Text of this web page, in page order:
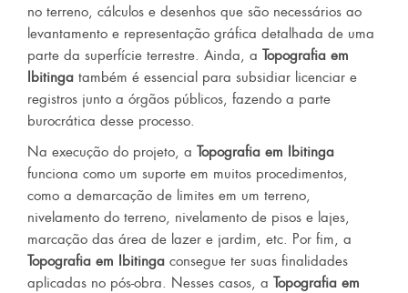
no terreno, cálculos e desenhos que são necessários ao
levantamento e representação gráfica detalhada de uma
parte da superfície terrestre. Ainda, a Topografia em
Ibitinga também é essencial para subsidiar licenciar e
registros junto a órgãos públicos, fazendo a parte
burocrática desse processo.
Na execução do projeto, a Topografia em Ibitinga
funciona como um suporte em muitos procedimentos,
como a demarcação de limites em um terreno,
nivelamento do terreno, nivelamento de pisos e lajes,
marcação das área de lazer e jardim, etc. Por fim, a
Topografia em Ibitinga consegue ter suas finalidades
aplicadas no pós-obra. Nesses casos, a Topografia em